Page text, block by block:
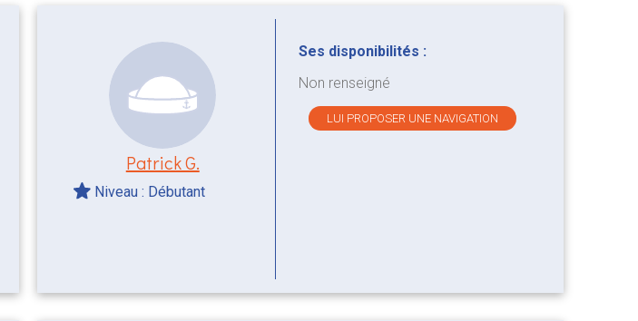
Patrick G.
Niveau : Débutant
Ses disponibilités :
Non renseigné
LUI PROPOSER UNE NAVIGATION